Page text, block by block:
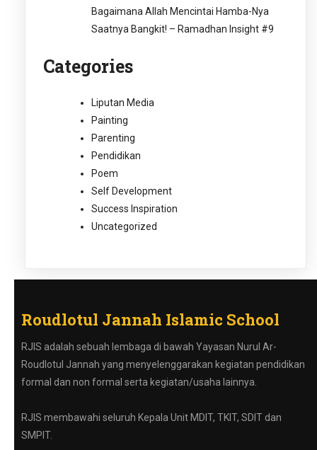
Bagaimana Allah Mencintai Hamba-Nya
Saatnya Bangkit! – Ramadhan Insight #9
Categories
Liputan Media
Painting
Parenting
Pendidikan
Poem
Self Development
Success Inspiration
Uncategorized
Roudlotul Jannah Islamic School
RJIS adalah sebuah lembaga di bawah Yayasan Nurul Ar-
Roudlotul Jannah yang menyelenggarakan kegiatan pendidikan
formal dan non formal serta kegiatan/usaha lainnya.
RJIS membawahi seluruh Kepala Unit MDIT, TKIT, SDIT dan
SMPIT.